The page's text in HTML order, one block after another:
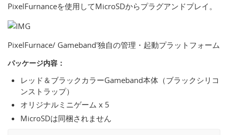
PixelFurnanceを使用してMicroSDからプラグアンドプレイ。
PixelFurnace/ Gameband'独自の管理・起動プラットフォーム
パッケージ内容：
レッド＆ブラックカラーGameband本体（ブラックシリコ
ンストラップ）
オリジナルミニゲーム x 5
MicroSDは同梱されません